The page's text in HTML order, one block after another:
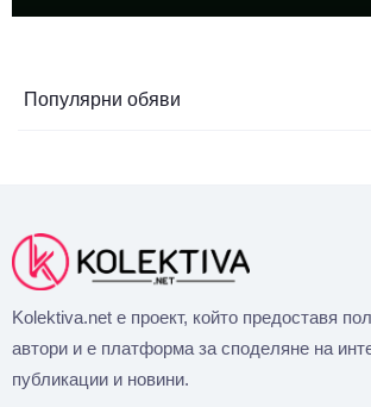
Популярни обяви
Kolektiva.net е проект, който предоставя
автори и е платформа за споделяне на
публикации и новини.